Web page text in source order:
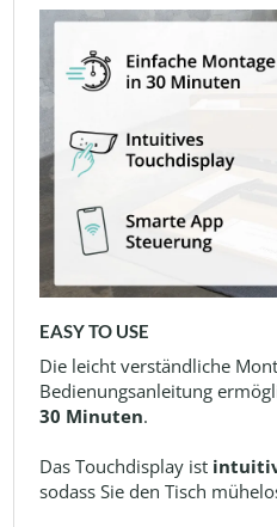
EASY TO USE
Die leicht verständliche
Bedienungsanleitung
30 Minuten.
Das Touchdisplay ist
sodass Sie den Tisch